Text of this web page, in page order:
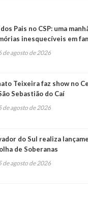
Pais no CSP: uma
inesquecíveis em
de agosto de 2026
Teixeira faz show no
Sebastião do Caí
de agosto de 2026
do Sul realiza
de Soberanas
de agosto de 2026